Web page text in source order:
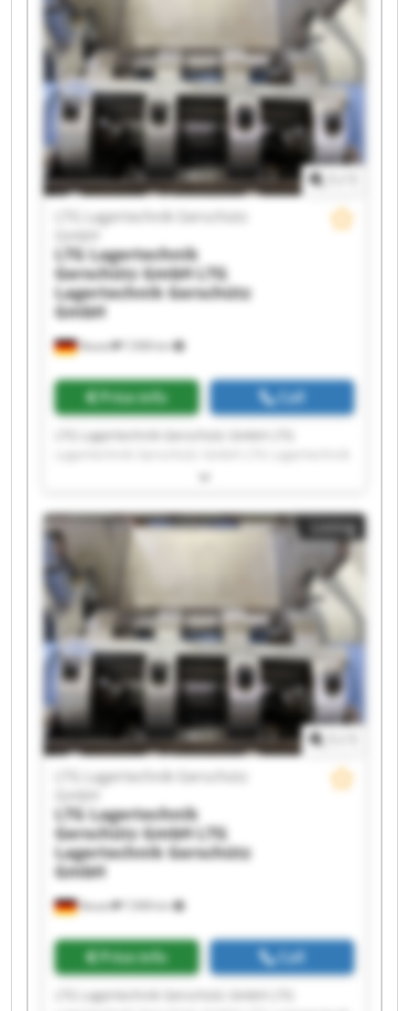
Lagertechnik Gerschütz GmbH LTG Lagertechnik
Gerschütz GmbH LTG Lagertechnik Gerschütz
GmbH LTG Lagertechnik Gerschütz GmbH LTG
Lagertechnik Gerschütz GmbH LTG Lagertechnik
Gerschütz GmbH LTG Lagertechnik Gerschütz
GmbH LTG Lagertechnik Gerschütz GmbH LTG
Lagertechnik Gerschütz GmbH LTG Lagertechnik
Gerschütz GmbH LTG Lagertechnik Gerschütz
GmbH
Nauen 7,908 km
LTG Lagertechnik Gerschütz
LTG Lagertechnik
Gerschütz GmbHLTG
Lagertechnik Gerschütz
GmbH
Price info Call
LTG Lagertechnik Gerschütz GmbH LTG
Gerschütz GmbH LTG Lagertechnik Gerschütz
Lagertechnik Gerschütz GmbH LTG Lagertechnik
Gerschütz GmbH LTG Lagertechnik Gerschütz
Lagertechnik Gerschütz GmbH LTG Lagertechnik
Gerschütz GmbH LTG Lagertechnik Gerschütz
GmbH LTG Lagertechnik Gerschütz GmbH LTG
Lagertechnik Gerschütz GmbH LTG Lagertechnik
Gerschütz GmbH LTG Lagertechnik Gerschütz
GmbH LTG Lagertechnik Gerschütz GmbH LTG
Lagertechnik Gerschütz GmbH LTG Lagertechnik
Gerschütz GmbH LTG Lagertechnik Gerschütz
GmbH
Listing
Nauen 7,908 km
LTG Lagertechnik Gerschütz
LTG Lagertechnik
Gerschütz GmbHLTG
Lagertechnik Gerschütz
GmbH
Price info Call
LTG Lagertechnik Gerschütz GmbH LTG